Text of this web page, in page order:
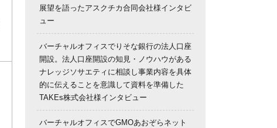
展望を語ったアスクチカ合同会社様インタビ
ュー
バーチャルオフィスでりそな銀行の法人口座
開設。法人口座開設の知見・ノウハウがある
ナレッジソサエティに相談し事業内容を具体
的に伝えることを意識して資料を準備した
TAKEs株式会社様インタビュー
バーチャルオフィスでGMOあおぞらネット